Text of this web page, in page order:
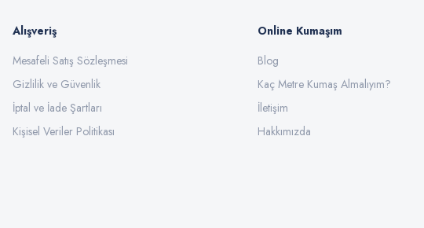
Gönder
Alışveriş
Mesafeli Satış Sözleşmesi
Gizlilik ve Güvenlik
İptal ve İade Şartları
Kişisel Veriler Politikası
Online Kumaşım
Blog
Kaç Metre Kumaş Almalıyım?
İletişim
Hakkımızda